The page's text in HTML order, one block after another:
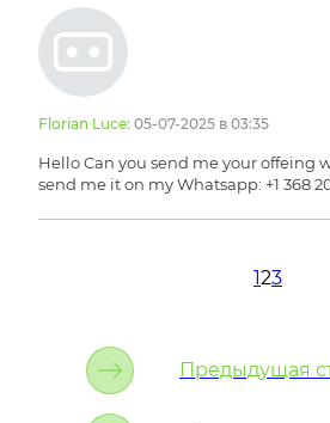
Florian Luce: 05-07-2025 в 03:35
Hello Can you send me your offeing
send me it on my Whatsapp: +1 368
Предыдущая
123